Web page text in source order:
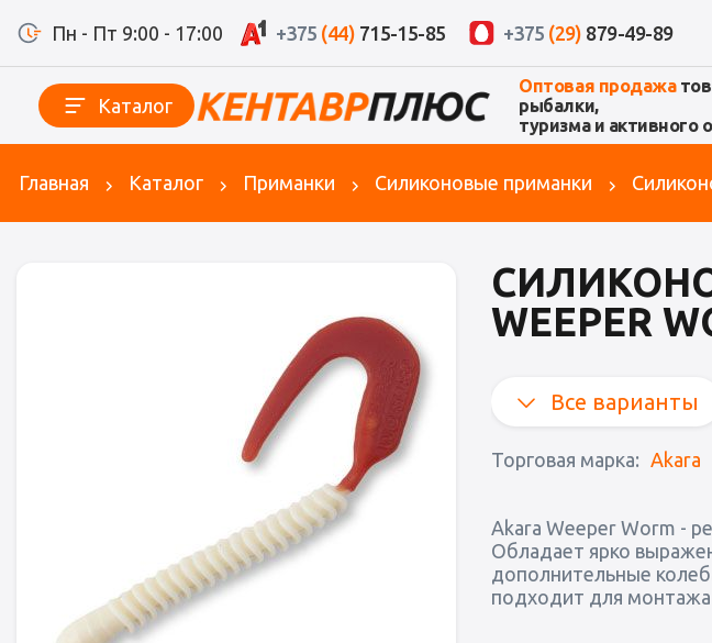
Пн - Пт 9:00 - 17:00 +375 (44) 715-15-85 +375 (29) 879-49-89
Каталог
Оптовая продажа
рыбалки,
туризма и активного
Главная Каталог Приманки Силиконовые приманки
WEEPER
Все варианты
Торговая марка: Akara
Akara Weeper Worm -
Обладает ярко
дополнительные
подходит для монтажа